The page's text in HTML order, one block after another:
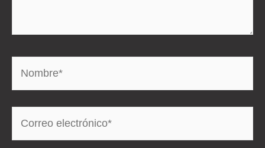
electrónico*